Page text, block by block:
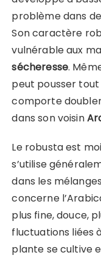
problème dans
Son caractère
vulnérable aux
sécheresse.
peut pousser
comporte
dans son voisin
Le robusta est
s’utilise
dans les
concerne
plus fine, douce,
fluctuations liées
plante se cultive